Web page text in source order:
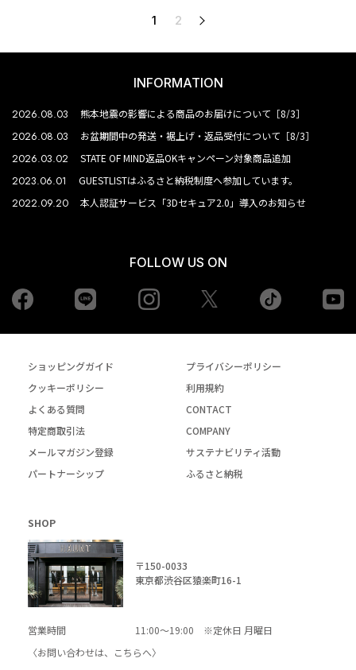
1 2
INFORMATION
2026.08.03 熊本地震の影響による商品のお届けについて［8/3］
2026.08.03 お盆期間中の発送・裾上げ・返品受付について［8/3］
2026.03.02 STATE OF MIND返品OKキャンペーン対象商品追加
2023.06.01 GUESTLISTはふるさと納税制度へ参加しています。
2022.09.20 本人認証サービス「3Dセキュア2.0」導入のお知らせ
FOLLOW US ON
Facebook Instagram tiktok
ショッピングガイド
プライバシーポリシー
クッキーポリシー
利用規約
よくある質問
CONTACT
特定商取引法
COMPANY
メールマガジン登録
サステナビリティ活動
パートナーシップ
ふるさと納税
SHOP
〒150-0033
東京都渋谷区猿楽町16-1
営業時間
11:00～19:00 ※定休日 月曜日
〈お問い合わせは、
こちらへ〉